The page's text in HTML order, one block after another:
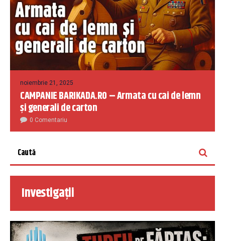
noiembrie 21, 2025
CAMPANIE BARIKADA.RO – Armata cu cai de lemn
și generali de carton
0 Comentariu
Investigații